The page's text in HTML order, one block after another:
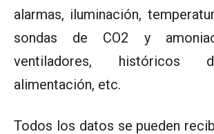
alarmas, iluminación,
sondas de CO2 y
ventiladores, históricos
alimentación, etc.
Todos los datos se pueden